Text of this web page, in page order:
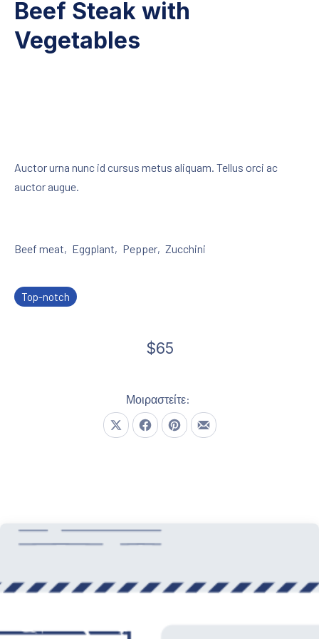
Beef Steak with
Vegetables
Auctor urna nunc id cursus metus aliquam. Tellus orci ac
auctor augue.
Beef meat, Eggplant, Pepper, Zucchini
Top-notch
$65
Μοιραστείτε:
Μοιραστείτε το στο X
Μοιραστείτε το στο Facebook
Μοιραστείτε το στο Pinterest
Μοιραστείτε το με email